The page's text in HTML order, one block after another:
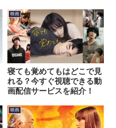
映画
寝ても覚めてもはどこで見
れる？今すぐ視聴できる動
画配信サービスを紹介！
映画